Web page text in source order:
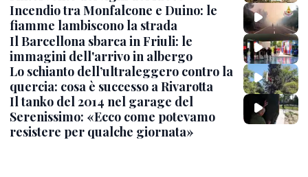
Incendio tra Monfalcone e Duino: le
fiamme lambiscono la strada
Il Barcellona sbarca in Friuli: le
immagini dell'arrivo in albergo
Lo schianto dell’ultraleggero contro la
quercia: cosa è successo a Rivarotta
Il tanko del 2014 nel garage del
Serenissimo: «Ecco come potevamo
resistere per qualche giornata»